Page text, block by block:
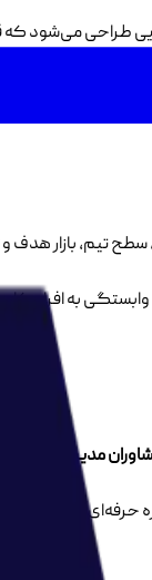
می‌شود که
تیم، بازار هدف
به افراد
مدیریت ایران
حرفه‌ای تعریف